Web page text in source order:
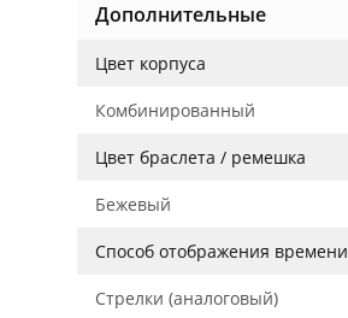
Дополнительные
Цвет корпуса
Комбинированный
Цвет браслета / ремешка
Бежевый
Способ отображения времени
Стрелки (аналоговый)